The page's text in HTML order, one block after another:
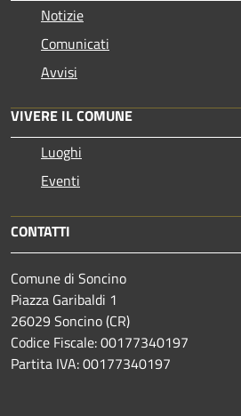
Notizie
Comunicati
Avvisi
VIVERE IL COMUNE
Luoghi
Eventi
CONTATTI
Comune di Soncino
Piazza Garibaldi 1
26029 Soncino (CR)
Codice Fiscale: 00177340197
Partita IVA: 00177340197